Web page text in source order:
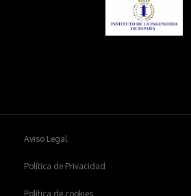
Aviso Legal
Política de Privacidad
Política de cookies